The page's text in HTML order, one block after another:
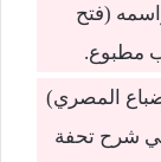
(فتح
مطبوع.
المصري)
شرح تحفة